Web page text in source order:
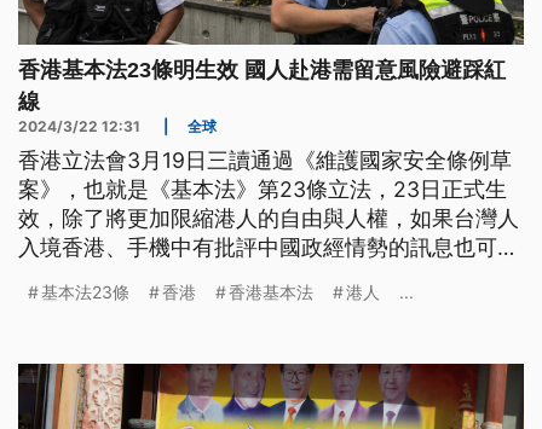
香港基本法23條明生效 國人赴港需留意風險避踩紅
線
2024/3/22 12:31 全球
香港立法會3月19日三讀通過《維護國家安全條例草
案》，也就是《基本法》第23條立法，23日正式生
效，除了將更加限縮港人的自由與人權，如果台灣人
入境香港、手機中有批評中國政經情勢的訊息也可能
罪行的定義籠統、執法界線模糊，任何人都可能不自
基本法23條 香港 香港基本法 港人 ...